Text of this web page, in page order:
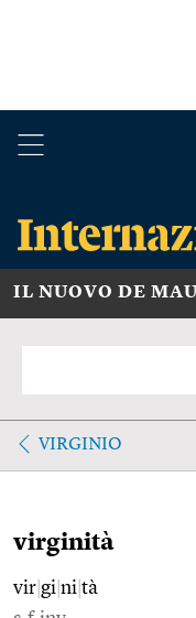
IL NUOVO DE
VIRGINIO
virginità
vir gi ni tà